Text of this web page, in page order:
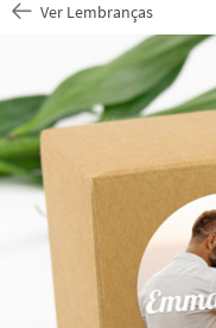
Ver Lembranças